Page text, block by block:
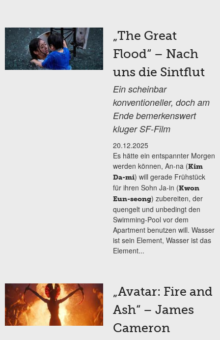
„The Great
Flood“ – Nach
uns die Sintflut
Ein scheinbar
konventioneller, doch am
Ende bemerkenswert
kluger SF-Film
20.12.2025
Es hätte ein entspannter Morgen
werden können, An-na (Kim
Da-mi) will gerade Frühstück
für ihren Sohn Ja-in (Kwon
Eun-seong) zubereiten, der
quengelt und unbedingt den
Swimming-Pool vor dem
Apartment benutzen will. Wasser
ist sein Element, Wasser ist das
Element...
„Avatar: Fire and
Ash“ – James
Cameron